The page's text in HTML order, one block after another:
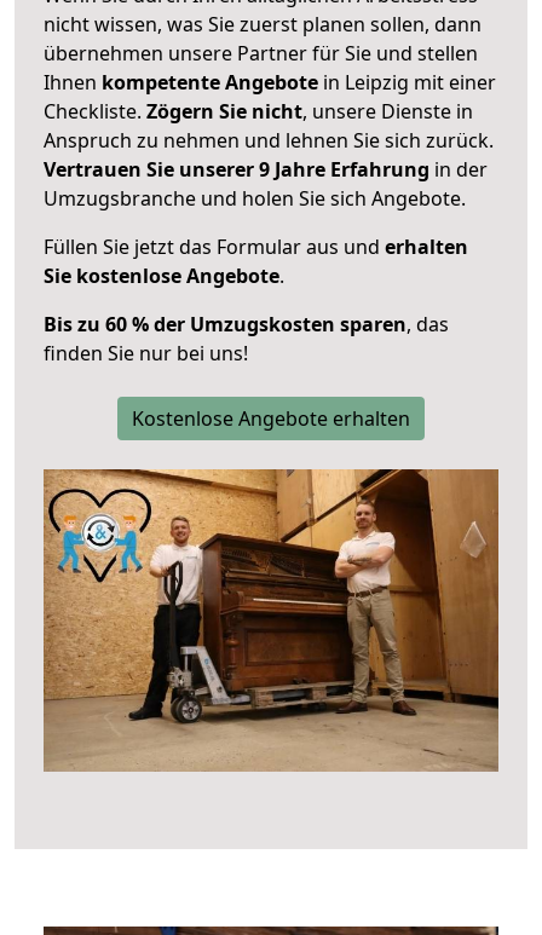
nicht wissen, was Sie zuerst planen sollen, dann
übernehmen unsere Partner für Sie und stellen
Ihnen kompetente Angebote in Leipzig mit einer
Checkliste. Zögern Sie nicht, unsere Dienste in
Anspruch zu nehmen und lehnen Sie sich zurück.
Vertrauen Sie unserer 9 Jahre Erfahrung in der
Umzugsbranche und holen Sie sich Angebote.
Füllen Sie jetzt das Formular aus und erhalten
Sie kostenlose Angebote.
Bis zu 60 % der Umzugskosten sparen, das
finden Sie nur bei uns!
Kostenlose Angebote erhalten